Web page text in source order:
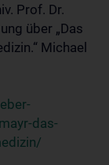
Prof. Dr.
über „Das
Michael
das-